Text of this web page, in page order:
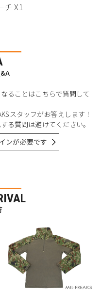
チ X1
ることはこちらで質問して
スタッフがお答えします！
る質問は避けてください。
ンが必要です